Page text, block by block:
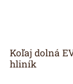
Koľaj dolná
hliník